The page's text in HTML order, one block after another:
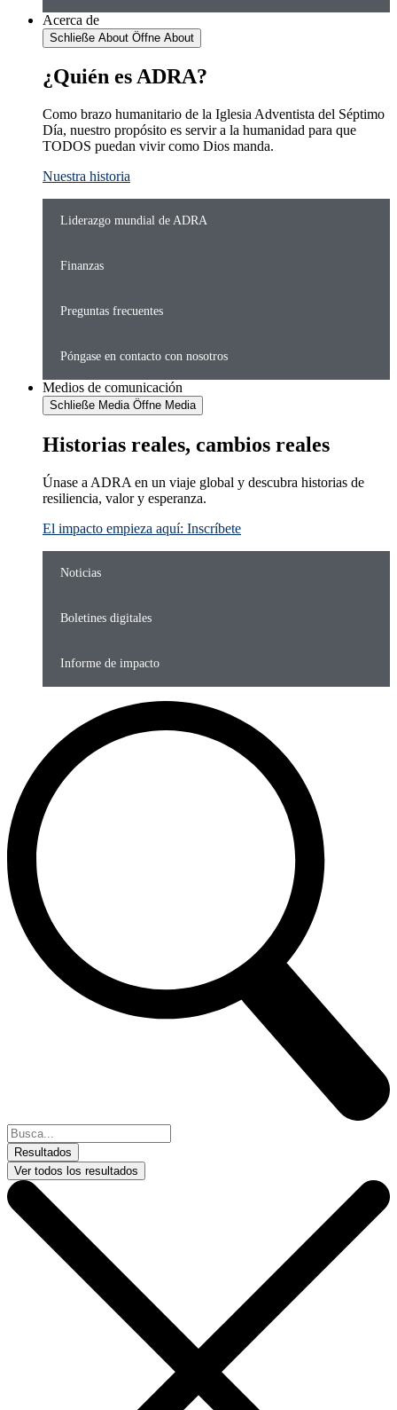
Acerca de
Schließe About Öffne About
¿Quién es ADRA?
Como brazo humanitario de la Iglesia Adventista del Séptimo
Día, nuestro propósito es servir a la humanidad para que
TODOS puedan vivir como Dios manda.
Nuestra historia
Liderazgo mundial de ADRA
Finanzas
Preguntas frecuentes
Póngase en contacto con nosotros
Medios de comunicación
Schließe Media Öffne Media
Historias reales, cambios reales
Únase a ADRA en un viaje global y descubra historias de
resiliencia, valor y esperanza.
El impacto empieza aquí: Inscríbete
Noticias
Boletines digitales
Informe de impacto
Buscar
...Resultados
Ver todos los resultados